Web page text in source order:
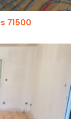
71500